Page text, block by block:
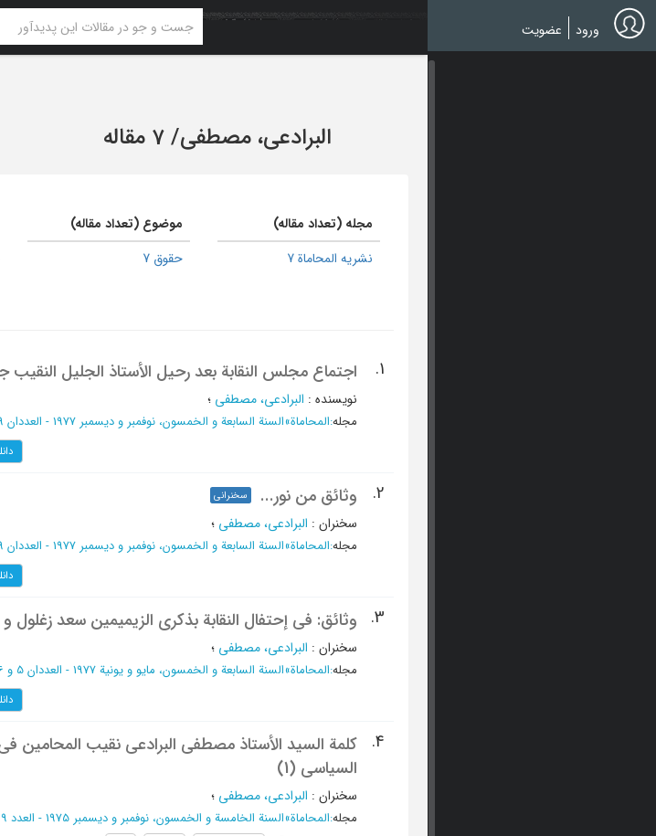
Skip
to
main
ورود عضویت
البرادعی، مصطفی/7 مقاله
مجله (تعداد مقاله)
نشریه المحاماة 7
موضوع (تعداد مقاله)
حقوق 7
1. اجتماع مجلس النقابة بعد رحیل الأستاذ الجلیل النقیب جلسة 8 / 12
نویسنده : البرادعی، مصطفی ؛
مجله:المحاماة»السنة السابعة و الخمسون، نوفمبر و دیسمبر 1977 - العددان 9 و 10
2. وثائق من نور... سخنرانی
سخنران : البرادعی، مصطفی ؛
مجله:المحاماة»السنة السابعة و الخمسون، نوفمبر و دیسمبر 1977 - العددان 9 و 10
3. وثائق: فی إحتفال النقابة بذکری الزیمیمین سعد
سخنران : البرادعی، مصطفی ؛
مجله:المحاماة»السنة السابعة و الخمسون، مایو و یونیة 1977 - العددان 5 و 6
4.
کلمة السید الأستاذ مصطفی البرادعی نقیب المحامین
السیاسی (1)
سخنران : البرادعی، مصطفی ؛
مجله:المحاماة»السنة الخامسة و الخمسون، نوفمبر و دیسمبر 1975 - العدد 9 و 10